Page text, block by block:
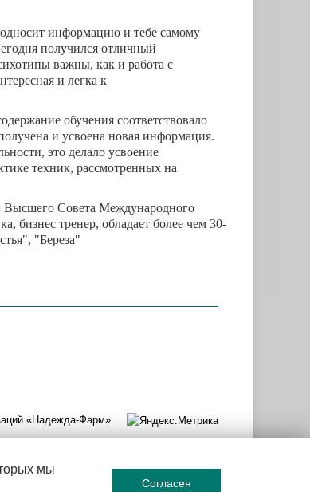
информацию и тебе самому
получился отличный
важны, как и работа с
и легка к
обучения соответствовало
и усвоена новая информация.
это делало усвоение
техник, рассмотренных на
Высшего Совета Международного
тренер, обладает более чем 30-
"Береза"
«Надежда-Фарм»
мы
Согласен